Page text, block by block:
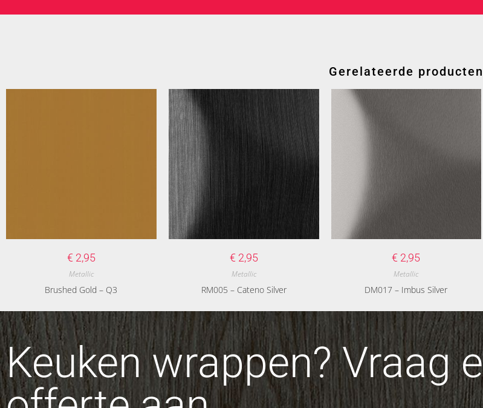
Gerelateerde producten
€ 2,95
Metallic
Brushed Gold – Q3
€ 2,95
Metallic
RM005 – Cateno Silver
€ 2,95
Metallic
DM017 – Imbus Silver
Keuken wrappen? Vraag